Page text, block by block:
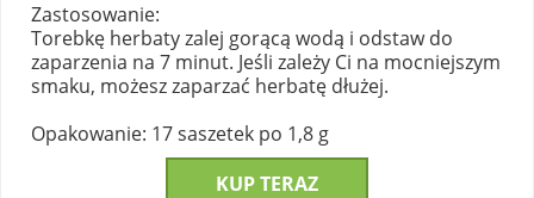
Zastosowanie:
Torebkę herbaty zalej gorącą wodą i odstaw do
zaparzenia na 7 minut. Jeśli zależy Ci na mocniejszym
smaku, możesz zaparzać herbatę dłużej.
Opakowanie: 17 saszetek po 1,8 g
KUP TERAZ